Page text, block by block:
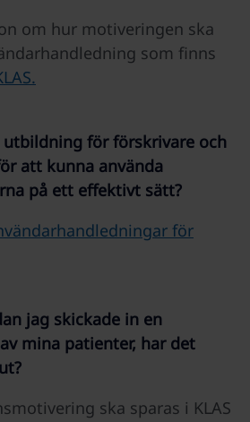
om hur motiveringen ska
som finns
utbildning för förskrivare och
att kunna använda
på ett effektivt sätt?
för
jag skickade in en
mina patienter, har det
ska sparas i KLAS